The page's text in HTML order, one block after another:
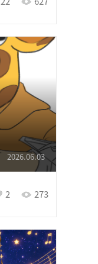
2 273
2026.06.03